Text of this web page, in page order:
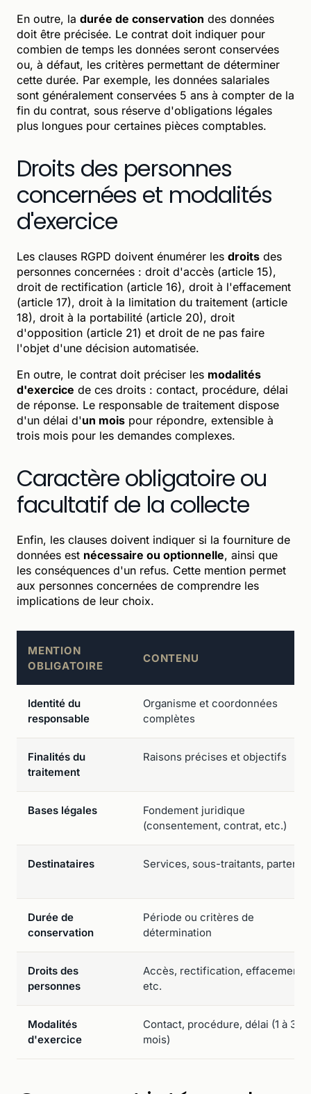
En outre, la durée de conservation des données
doit être précisée. Le contrat doit indiquer pour
combien de temps les données seront conservées
ou, à défaut, les critères permettant de déterminer
cette durée. Par exemple, les données salariales
sont généralement conservées 5 ans à compter de la
fin du contrat, sous réserve d'obligations légales
plus longues pour certaines pièces comptables.
Droits des personnes
concernées et modalités
d'exercice
Les clauses RGPD doivent énumérer les droits des
personnes concernées : droit d'accès (article 15),
droit de rectification (article 16), droit à l'effacement
(article 17), droit à la limitation du traitement (article
18), droit à la portabilité (article 20), droit
d'opposition (article 21) et droit de ne pas faire
l'objet d'une décision automatisée.
En outre, le contrat doit préciser les modalités
d'exercice de ces droits : contact, procédure, délai
de réponse. Le responsable de traitement dispose
d'un délai d'un mois pour répondre, extensible à
trois mois pour les demandes complexes.
Caractère obligatoire ou
facultatif de la collecte
Enfin, les clauses doivent indiquer si la fourniture de
données est nécessaire ou optionnelle, ainsi que
les conséquences d'un refus. Cette mention permet
aux personnes concernées de comprendre les
implications de leur choix.
MENTION
OBLIGATOIRE
CONTENU
Identité du
responsable
Organisme et coordonnées
complètes
Finalités du
traitement
Raisons précises et objectifs
Bases légales
Fondement juridique
(consentement, contrat, etc.)
Destinataires Services, sous-traitants,
Durée de
conservation
Période ou critères de
détermination
Droits des
personnes
Accès, rectification, effacement,
etc.
Modalités
d'exercice
Contact, procédure, délai (1 à 3
mois)